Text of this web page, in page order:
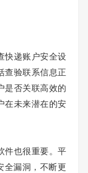
递账户安全设
查验联系信息正
是否关联高效的
在未来潜在的安
也很重要。平
全漏洞，不断更